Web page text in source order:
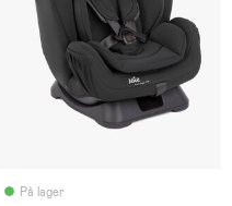
På lager